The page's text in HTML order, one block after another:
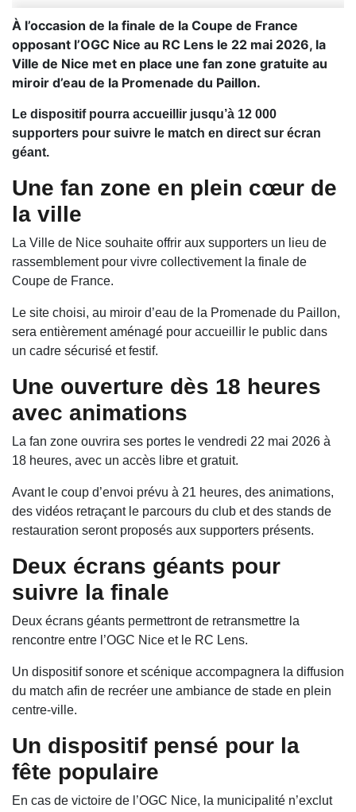
À l’occasion de la finale de la Coupe de France
opposant l’OGC Nice au RC Lens le 22 mai 2026, la
Ville de Nice met en place une fan zone gratuite au
miroir d’eau de la Promenade du Paillon.
Le dispositif pourra accueillir jusqu’à 12 000
supporters pour suivre le match en direct sur écran
géant.
Une fan zone en plein cœur de
la ville
La Ville de Nice souhaite offrir aux supporters un lieu de
rassemblement pour vivre collectivement la finale de
Coupe de France.
Le site choisi, au miroir d’eau de la Promenade du Paillon,
sera entièrement aménagé pour accueillir le public dans
un cadre sécurisé et festif.
Une ouverture dès 18 heures
avec animations
La fan zone ouvrira ses portes le vendredi 22 mai 2026 à
18 heures, avec un accès libre et gratuit.
Avant le coup d’envoi prévu à 21 heures, des animations,
des vidéos retraçant le parcours du club et des stands de
restauration seront proposés aux supporters présents.
Deux écrans géants pour
suivre la finale
Deux écrans géants permettront de retransmettre la
rencontre entre l’OGC Nice et le RC Lens.
Un dispositif sonore et scénique accompagnera la diffusion
du match afin de recréer une ambiance de stade en plein
centre-ville.
Un dispositif pensé pour la
fête populaire
En cas de victoire de l’OGC Nice, la municipalité n’exclut